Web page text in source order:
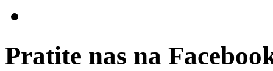
Pratite nas na